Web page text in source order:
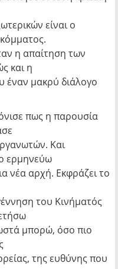
είναι ο
η απαίτηση των
και η
έναν μακρύ διάλογο
πως η παρουσία
Και
ερμηνεύω
νέα αρχή. Εκφράζει το
του Κινήματός
μπορώ, όσο πιο
της ευθύνης που